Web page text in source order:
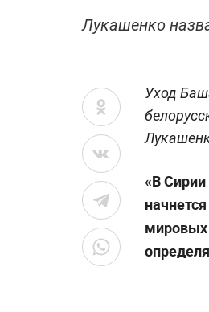
Лукашенко
Уход
«В Сирии
мировых